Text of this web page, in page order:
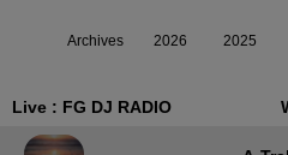
Live : FG DJ RADIO
Archives 2026 2025